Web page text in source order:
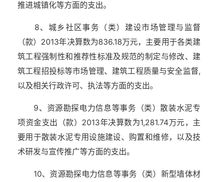
推进城镇化等方面的支出。
8、城乡社区事务（类）建设市场管理与监督
（款）2013年决算数为836.18万元，主要用于各类建
筑工程强制性和推荐性标准及规范的制定与修改、建
筑工程招投标等市场管理、建筑工程质量与安全监督,
以及相关行政许可、执法等方面的支出。
9、资源勘探电力信息等事务（类）散装水泥专
项资金支出（款）2013年决算数为1,281.74万元，主
要用于散装水泥专用设施建设、购置和维修，以及技
术研发与宣传推广等方面的支出。
10、资源勘探电力信息等事务（类）新型墙体材